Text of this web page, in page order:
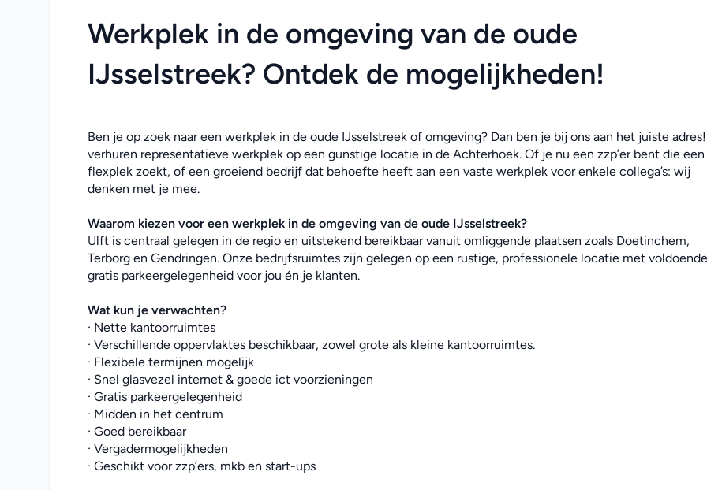
Werkplek in de omgeving van de oude
IJsselstreek? Ontdek de mogelijkheden!
Ben je op zoek naar een werkplek in de oude IJsselstreek of omgeving? Dan ben je bij ons aan het juiste
verhuren representatieve werkplek op een gunstige locatie in de Achterhoek. Of je nu een zzp’er bent die een
flexplek zoekt, of een groeiend bedrijf dat behoefte heeft aan een vaste werkplek voor enkele collega’s: wij
denken met je mee.
Waarom kiezen voor een werkplek in de omgeving van de oude IJsselstreek?
Ulft is centraal gelegen in de regio en uitstekend bereikbaar vanuit omliggende plaatsen zoals Doetinchem,
Terborg en Gendringen. Onze bedrijfsruimtes zijn gelegen op een rustige, professionele locatie met voldoende
gratis parkeergelegenheid voor jou én je klanten.
Wat kun je verwachten?
· Nette kantoorruimtes
· Verschillende oppervlaktes beschikbaar, zowel grote als kleine kantoorruimtes.
· Flexibele termijnen mogelijk
· Snel glasvezel internet & goede ict voorzieningen
· Gratis parkeergelegenheid
· Midden in het centrum
· Goed bereikbaar
· Vergadermogelijkheden
· Geschikt voor zzp’ers, mkb en start-ups